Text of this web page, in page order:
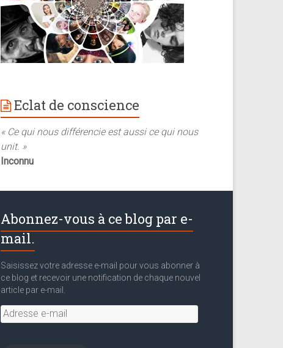
Eclat de conscience
« Ce qui nous différencie est aussi ce qui nous
unit. »
Inconnu
Abonnez-vous à ce blog par e-
mail.
Saisissez votre adresse e-mail pour vous abonner à
ce blog et recevoir une notification de chaque nouvel
article par e-mail.
Adresse
e-